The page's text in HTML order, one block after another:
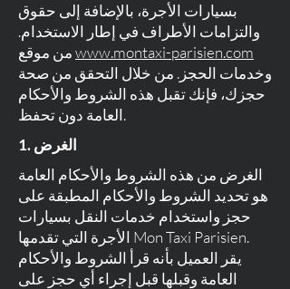
بسيارات الأجرة، بالإضافة إلى حقوق
والتزامات الأطراف في إطار الاستخدام.
www.montaxi-parisien.com
وخدمات الحجز. من خلال التحقق من صحة
حجزك، فإنك تقبل هذه الشروط والأحكام
العامة دون تحفظ.
1. الغرض
الغرض من هذه الشروط والأحكام العامة
هو تحديد الشروط والأحكام المطبقة على
حجز واستخدام خدمات النقل بسيارات
الأجرة التي تقدمها Mon Taxi Parisien.
يقر العميل بأنه قرأ الشروط والأحكام
العامة وقبلها قبل إجراء أي حجز على